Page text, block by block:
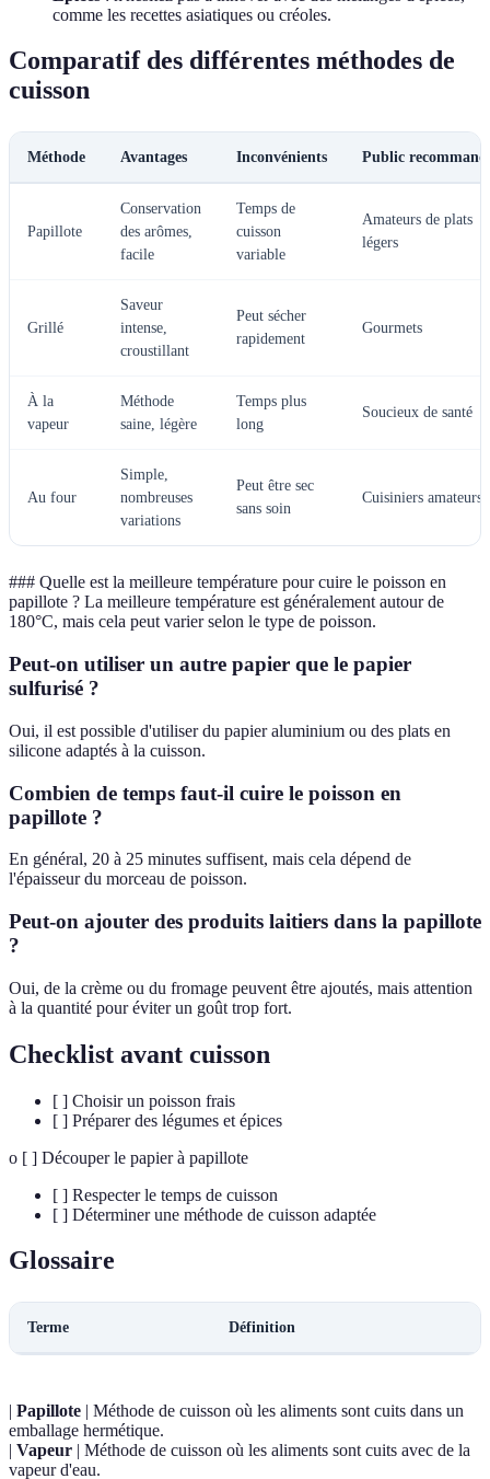
comme les recettes asiatiques ou créoles.
Comparatif des différentes méthodes de
cuisson
Méthode Avantages Inconvénients Public
Papillote
Conservation
des arômes,
facile
Temps de
cuisson
variable
Amateurs de plats
légers
Grillé
Saveur
intense,
croustillant
Peut sécher
rapidement
Gourmets
À la
vapeur
Méthode
saine, légère
Temps plus
long
Soucieux de santé
Au four
Simple,
nombreuses
variations
Peut être sec
sans soin
Cuisiniers amateurs
### Quelle est la meilleure température pour cuire le poisson en
papillote ? La meilleure température est généralement autour de
180°C, mais cela peut varier selon le type de poisson.
Peut-on utiliser un autre papier que le papier
sulfurisé ?
Oui, il est possible d'utiliser du papier aluminium ou des plats en
silicone adaptés à la cuisson.
Combien de temps faut-il cuire le poisson en
papillote ?
En général, 20 à 25 minutes suffisent, mais cela dépend de
l'épaisseur du morceau de poisson.
Peut-on ajouter des produits laitiers dans la papillote
?
Oui, de la crème ou du fromage peuvent être ajoutés, mais attention
à la quantité pour éviter un goût trop fort.
Checklist avant cuisson
[ ] Choisir un poisson frais
[ ] Préparer des légumes et épices
o [ ] Découper le papier à papillote
[ ] Respecter le temps de cuisson
[ ] Déterminer une méthode de cuisson adaptée
Glossaire
Terme Définition
| Papillote | Méthode de cuisson où les aliments sont cuits dans un
emballage hermétique.
| Vapeur | Méthode de cuisson où les aliments sont cuits avec de la
vapeur d'eau.